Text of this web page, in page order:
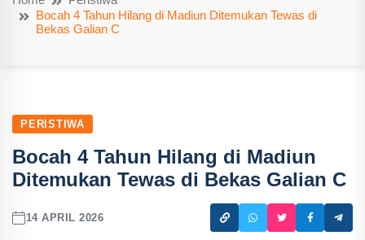
Bocah 4 Tahun Hilang di Madiun Ditemukan Tewas di
Bekas Galian C
PERISTIWA
Bocah 4 Tahun Hilang di Madiun
Ditemukan Tewas di Bekas Galian C
14 APRIL 2026